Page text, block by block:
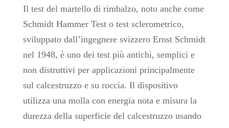
Il test del martello di rimbalzo, noto anche come
Schmidt Hammer Test o test sclerometrico,
sviluppato dall’ingegnere svizzero Ernst Schmidt
nel 1948, è uno dei test più antichi, semplici e
non distruttivi per applicazioni principalmente
sul calcestruzzo e su roccia. Il dispositivo
utilizza una molla con energia nota e misura la
durezza della superficie del calcestruzzo usando